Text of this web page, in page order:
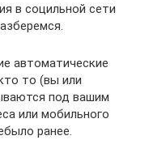
в социльной сети
автоматические
то (вы или
под вашим
или мобильного
ранее.